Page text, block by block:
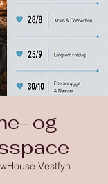
og
Vestfyn